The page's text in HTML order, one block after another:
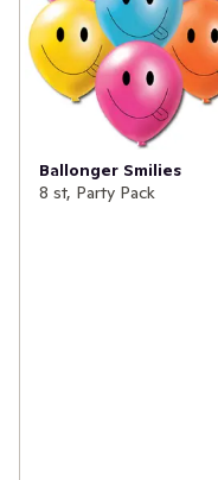
Ballonger Smilies
8 st, Party Pack